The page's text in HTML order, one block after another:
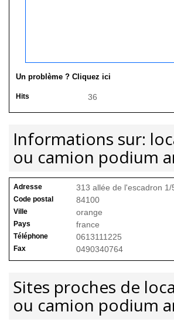
Un problème ? Cliquez ici
Hits 36
Informations sur:
ou camion podium
Adresse 313 allée de l'escadron 1/
Code postal 84100
Ville orange
Pays france
Téléphone 0613111225
Fax 0490340764
Sites proches de
ou camion podium